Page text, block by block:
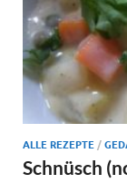
ALLE REZEPTE /
Schnüsch